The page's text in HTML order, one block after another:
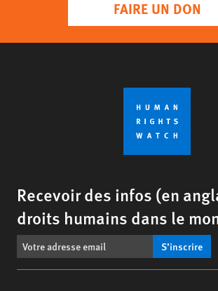
FAIRE UN DON
Recevoir des infos (en
droits humains dans le
S’inscrire